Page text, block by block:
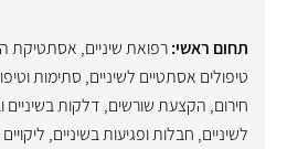
תחום ראשי:רפואת שיניים, אסתטיקת
טיפולים אסתטיים לשיניים, סתימות
חירום, הקצעת שורשים, דלקות
לשיניים, חבלות ופגיעות בשיניים,